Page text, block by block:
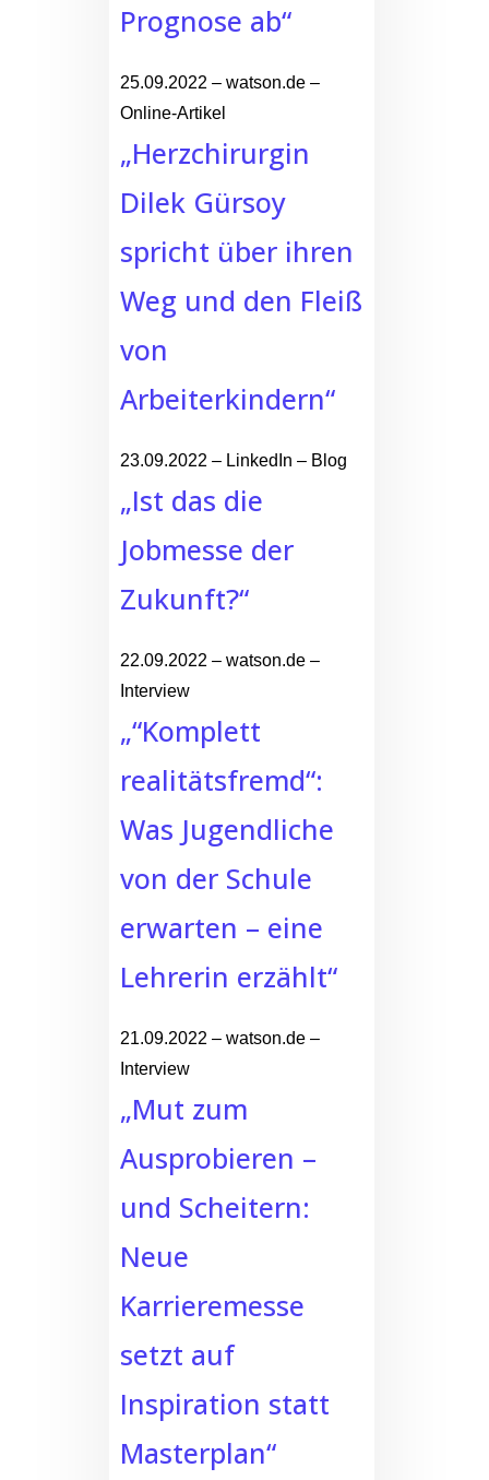
Prognose ab“
25.09.2022 – watson.de –
Online-Artikel
„Herzchirurgin
Dilek Gürsoy
spricht über ihren
Weg und den Fleiß
von
Arbeiterkindern“
23.09.2022 – LinkedIn – Blog
„Ist das die
Jobmesse der
Zukunft?“
22.09.2022 – watson.de –
Interview
„“Komplett
realitätsfremd“:
Was Jugendliche
von der Schule
erwarten – eine
Lehrerin erzählt“
21.09.2022 – watson.de –
Interview
„Mut zum
Ausprobieren –
und Scheitern:
Neue
Karrieremesse
setzt auf
Inspiration statt
Masterplan“